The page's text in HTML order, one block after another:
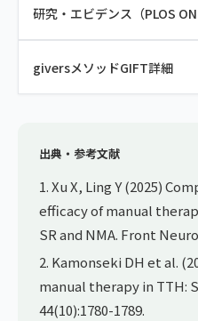
研究・エビデンス（PLOS
giversメソッドGIFT詳細
出典・参考文献
1. Xu X, Ling Y (2025)
efficacy of manual
SR and NMA. Front
2. Kamonseki DH et al.
manual therapy in TTH:
44(10):1780-1789.